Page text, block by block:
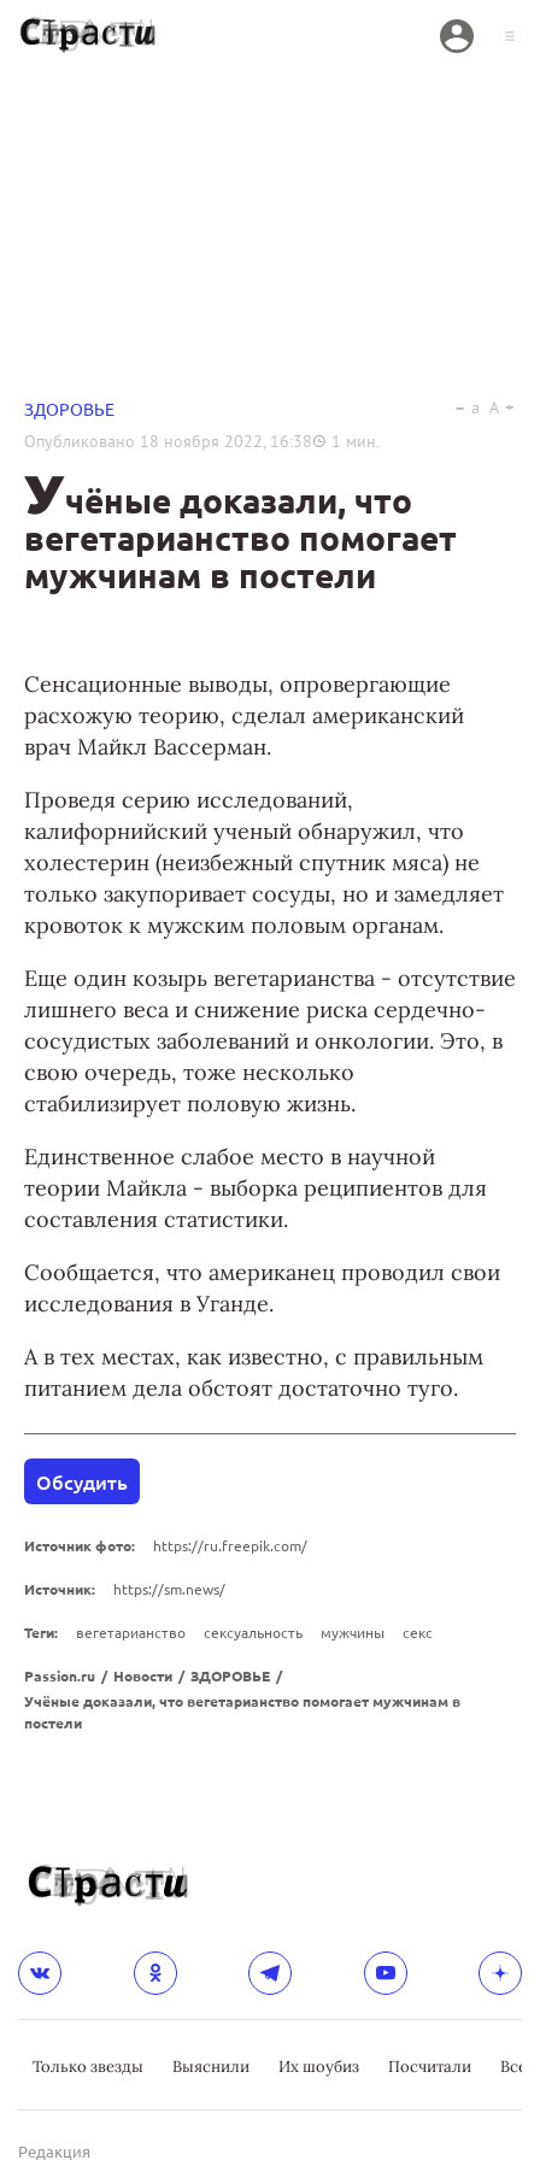
ЗДОРОВЬЕ
Опубликовано 18 ноября 2022, 16:38 1 мин.
a A
Учёные доказали, что
вегетарианство помогает
мужчинам в постели
Сенсационные выводы, опровергающие
расхожую теорию, сделал американский
врач Майкл Вассерман.
Проведя серию исследований,
калифорнийский ученый обнаружил, что
холестерин (неизбежный спутник мяса) не
только закупоривает сосуды, но и замедляет
кровоток к мужским половым органам.
Еще один козырь вегетарианства - отсутствие
лишнего веса и снижение риска сердечно-
сосудистых заболеваний и онкологии. Это, в
свою очередь, тоже несколько
стабилизирует половую жизнь.
Единственное слабое место в научной
теории Майкла - выборка реципиентов для
составления статистики.
Сообщается, что американец проводил свои
исследования в Уганде.
А в тех местах, как известно, с правильным
питанием дела обстоят достаточно туго.
Обсудить
Источник фото: https://ru.freepik.com/
Источник: https://sm.news/
Теги: вегетарианство сексуальность мужчины секс
Passion.ru / Новости / ЗДОРОВЬЕ /
Учёные доказали, что вегетарианство помогает мужчинам в
постели
Только звезды Выяснили Их шоубиз Посчитали
Редакция